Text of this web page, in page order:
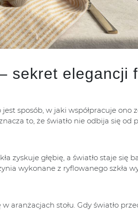
sekret elegancji
sposób, w jaki współpracuje ono
to, że światło nie odbija się od
zyskuje głębię, a światło staje się
wykonane z ryflowanego szkła
aranżacjach stołu. Gdy światło